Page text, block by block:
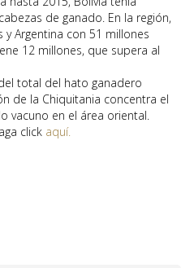
de ganado. En la región,
Argentina con 51 millones
12 millones, que supera al
total del hato ganadero
de la Chiquitania concentra el
vacuno en el área oriental.
click aquí.